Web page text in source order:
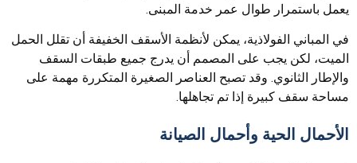
يعمل باستمرار طوال عمر خدمة المبنى.
في المباني الفولاذية، يمكن لأنظمة الأسقف الخفيفة أن تقلل الحمل
الميت، لكن يجب على المصمم أن يدرج جميع طبقات السقف
والإطار الثانوي. وقد تصبح العناصر الصغيرة المتكررة مهمة على
مساحة سقف كبيرة إذا تم تجاهلها.
الأحمال الحية وأحمال الصيانة